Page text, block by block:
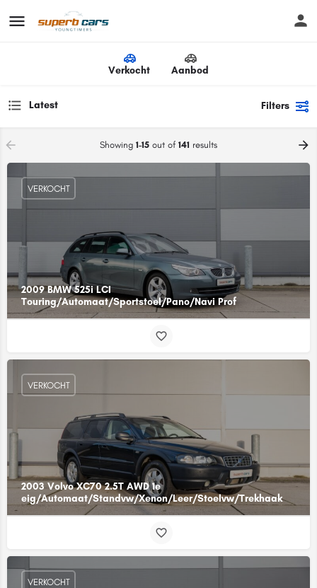
Verkocht Aanbod
Latest Filters
Showing 1-15 out of 141 results
2009 BMW 525i LCI
Touring/Automaat/Sportstoel/Pano/Navi Prof
VERKOCHT
2003 Volvo XC70 2.5T AWD 1e
eig/Automaat/Standvw/Xenon/Leer/Stoelvw/Trekhaak
VERKOCHT
VERKOCHT